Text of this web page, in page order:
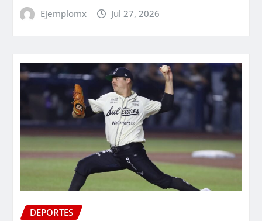
Ejemplomx Jul 27, 2026
DEPORTES